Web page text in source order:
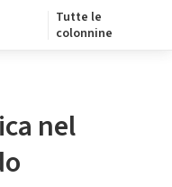
Tutte le
colonnine
nel